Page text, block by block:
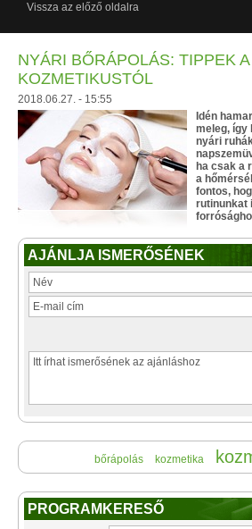
Vissza az előző oldalra
NYÁRI BŐRÁPOLÁS: TIPPEK A
KOZMETIKUSTÓL
2018.06.27. - 15:55
Idén
meleg, így
nyári
ha csak a
a
fontos,
rutinunkat
AJÁNLJA ISMERŐSÉNEK
bőrápolás kozmetika
PROGRAMKERESŐ